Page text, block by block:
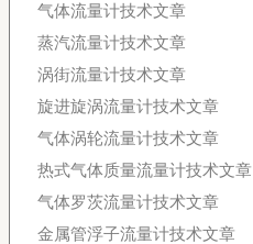
气体流量计技术文章
蒸汽流量计技术文章
涡街流量计技术文章
旋进旋涡流量计技术文章
气体涡轮流量计技术文章
热式气体质量流量计技术文章
气体罗茨流量计技术文章
金属管浮子流量计技术文章